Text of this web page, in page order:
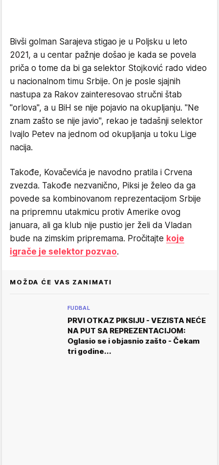
Bivši golman Sarajeva stigao je u Poljsku u leto
2021, a u centar pažnje došao je kada se povela
priča o tome da bi ga selektor Stojković rado video
u nacionalnom timu Srbije. On je posle sjajnih
nastupa za Rakov zainteresovao stručni štab
"orlova", a u BiH se nije pojavio na okupljanju. "Ne
znam zašto se nije javio", rekao je tadašnji selektor
Ivajlo Petev na jednom od okupljanja u toku Lige
nacija.
Takođe, Kovačevića je navodno pratila i Crvena
zvezda. Takođe nezvanično, Piksi je želeo da ga
povede sa kombinovanom reprezentacijom Srbije
na pripremnu utakmicu protiv Amerike ovog
januara, ali ga klub nije pustio jer želi da Vladan
bude na zimskim pripremama. Pročitajte koje
igrače je selektor pozvao.
MOŽDA ĆE VAS ZANIMATI
FUDBAL
PRVI OTKAZ PIKSIJU - VEZISTA NEĆE
NA PUT SA REPREZENTACIJOM:
Oglasio se i objasnio zašto - Čekam
tri godine...